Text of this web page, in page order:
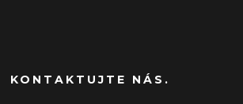
KONTAKTUJTE NÁS.